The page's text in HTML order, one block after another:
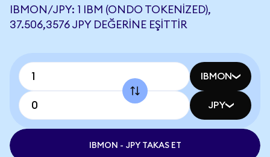
IBMON/JPY: 1 IBM (ONDO TOKENIZED),
37.506,3576 JPY DEĞERINE EŞITTIR
IBMON
JPY
IBMON - JPY TAKAS ET